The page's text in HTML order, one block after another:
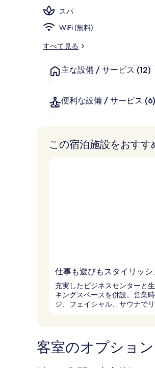
スパ
WiFi (無料)
すべて見る
主な設備 / サービス (12)
便利な設備 / サービス (6)
この宿泊施設をおすす
仕事も遊びもスタイリッシ
充実したビジネスセンターと
キングスペースを併設。営業
ジ、フェイシャル、サウナで
客室のオプション